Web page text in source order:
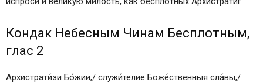
Кондак Небесным Чинам Бесплотным,
глас 2
Архистрати́зи Бо́жии,/ служи́телие Боже́ственныя сла́вы,/